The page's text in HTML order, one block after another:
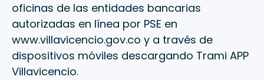
oficinas de las entidades bancarias
autorizadas en línea por PSE en
www.villavicencio.gov.co y a través de
dispositivos móviles descargando Trami APP
Villavicencio.